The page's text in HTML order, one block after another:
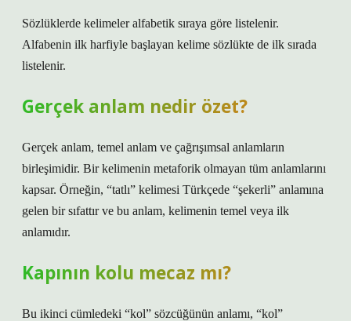
Sözlüklerde kelimeler alfabetik sıraya göre listelenir.
Alfabenin ilk harfiyle başlayan kelime sözlükte de ilk sırada
listelenir.
Gerçek anlam nedir özet?
Gerçek anlam, temel anlam ve çağrışımsal anlamların
birleşimidir. Bir kelimenin metaforik olmayan tüm anlamlarını
kapsar. Örneğin, “tatlı” kelimesi Türkçede “şekerli” anlamına
gelen bir sıfattır ve bu anlam, kelimenin temel veya ilk
anlamıdır.
Kapının kolu mecaz mı?
Bu ikinci cümledeki “kol” sözcüğünün anlamı, “kol”